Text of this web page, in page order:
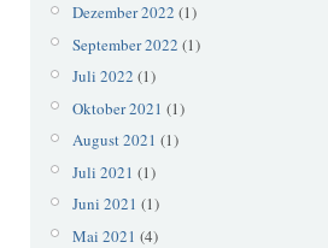
Dezember 2022 (1)
September 2022 (1)
Juli 2022 (1)
Oktober 2021 (1)
August 2021 (1)
Juli 2021 (1)
Juni 2021 (1)
Mai 2021 (4)